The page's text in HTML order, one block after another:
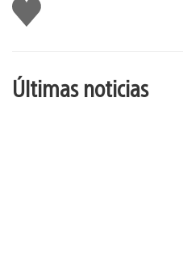
Me
gusta
Últimas noticias